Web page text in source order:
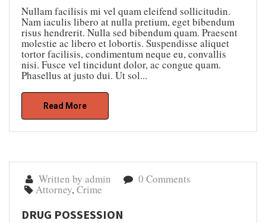
Nullam facilisis mi vel quam eleifend sollicitudin.
Nam iaculis libero at nulla pretium, eget bibendum
risus hendrerit. Nulla sed bibendum quam. Praesent
molestie ac libero et lobortis. Suspendisse aliquet
tortor facilisis, condimentum neque eu, convallis
nisi. Fusce vel tincidunt dolor, ac congue quam.
Phasellus at justo dui. Ut sol...
Read More
Written by admin 0 Comments
Attorney,Crime
DRUG POSSESSION